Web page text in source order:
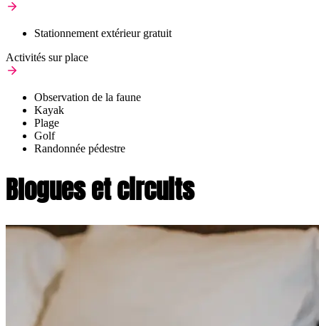
Stationnement extérieur gratuit
Activités sur place
Observation de la faune
Kayak
Plage
Golf
Randonnée pédestre
Blogues et circuits